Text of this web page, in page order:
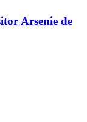
Arsenie de